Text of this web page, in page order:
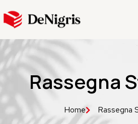
Rassegna
Home Rassegna